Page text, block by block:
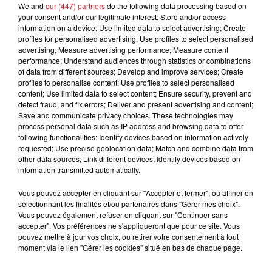
Photo relayée par nos confrères de la Voix du Nord
Il poursuivi pour exhibition sexuelle. Le cliché a été
largement relayé sur les réseaux sociaux depuis
samedi soir. Le jeune supporter encourt un an de
We and our (447) partnersdo the following data processing based on
your consent and/or our legitimate interest: Store and/or access
information on a device; Use limited data to select advertising; Create
profiles for personalised advertising; Use profiles to select personalised
advertising; Measure advertising performance; Measure content
performance; Understand audiences through statistics or combinations
of data from different sources; Develop and improve services; Create
profiles to personalise content; Use profiles to select personalised
content; Use limited data to select content; Ensure security, prevent and
detect fraud, and fix errors; Deliver and present advertising and content;
Save and communicate privacy choices. These technologies may
process personal data such as IP address and browsing data to offer
following functionalities: Identify devices based on information actively
requested; Use precise geolocation data; Match and combine data from
other data sources; Link different devices; Identify devices based on
information transmitted automatically.
Vous pouvez accepter en cliquant sur "Accepter et fermer", ou affiner en
sélectionnant les finalités et/ou partenaires dans "Gérer mes choix".
Vous pouvez également refuser en cliquant sur "Continuer sans
accepter". Vos préférences ne s'appliqueront que pour ce site. Vous
pouvez mettre à jour vos choix, ou retirer votre consentement à tout
moment via le lien "Gérer les cookies" situé en bas de chaque page.